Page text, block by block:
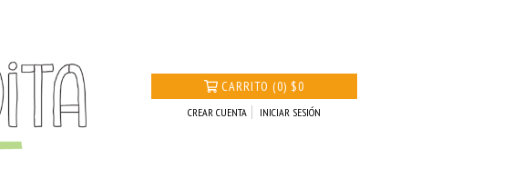
CARRITO (0) $0
CREAR CUENTA INICIAR SESIÓN